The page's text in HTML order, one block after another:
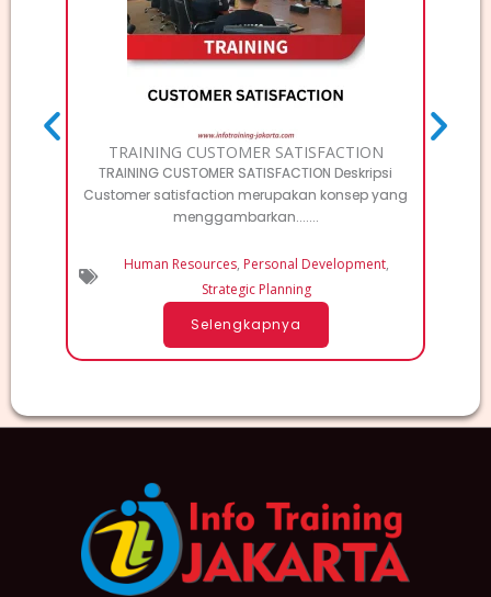
TRAINING CUSTOMER SATISFACTION
TRAINING CUSTOMER SATISFACTION Deskripsi
Customer satisfaction merupakan konsep yang
menggambarkan.......
Human Resources, Personal Development,
Strategic Planning
Selengkapnya